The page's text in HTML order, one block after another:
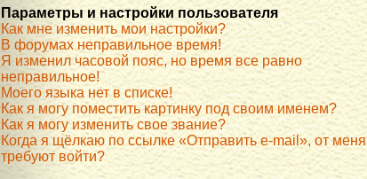
Параметры и настройки пользователя
Как мне изменить мои настройки?
В форумах неправильное время!
Я изменил часовой пояс, но время все равно
неправильное!
Моего языка нет в списке!
Как я могу поместить картинку под своим именем?
Как я могу изменить свое звание?
Когда я щёлкаю по ссылке «Отправить e-mail», от меня
требуют войти?